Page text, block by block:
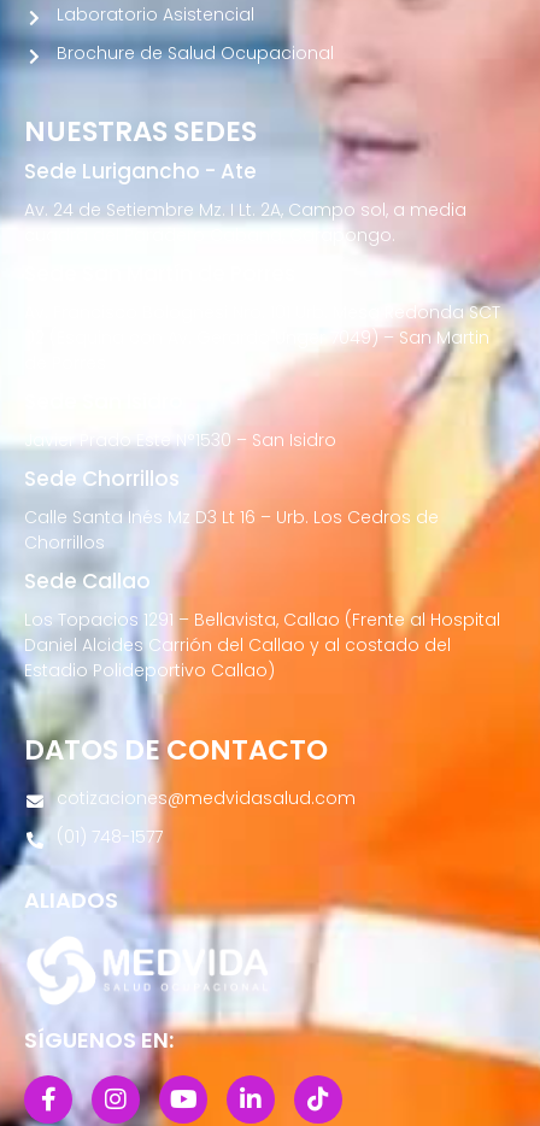
NUESTRAS SEDES
Sede Lurigancho - Ate
Av. 24 de Setiembre Mz. I Lt. 2A, Campo sol, a media
cuadra del Paradero Cabana, Carapongo.
Av. Francisco Bolognesi Nro. 101 Urb. Mesa Redonda SCT
02 (Esquina con Av. Gerardo Unger 7049) – San Martin
Javier Prado Este N°1530 – San Isidro
Sede Chorrillos
Calle Santa Inés Mz D3 Lt 16 – Urb. Los Cedros de
Chorrillos
Sede Callao
Los Topacios 1291 – Bellavista, Callao (Frente al Hospital
Daniel Alcides Carrión del Callao y al costado del
Estadio Polideportivo Callao)
Laboratorio Asistencial
Brochure de Salud Ocupacional
DATOS DE CONTACTO
cotizaciones@medvidasalud.com
(01) 748-1577
ALIADOS
SÍGUENOS EN: